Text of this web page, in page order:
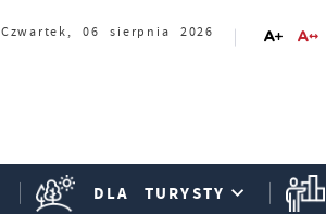
Czwartek, 06 sierpnia 2026
DLA TURYSTY